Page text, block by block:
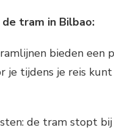
tram in Bilbao:
bieden een
je tijdens je reis
de tram stopt